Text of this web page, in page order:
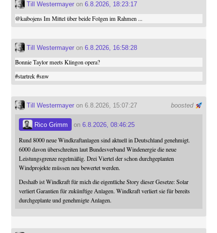
Till Westermayeron 6.8.2026, 18:23:17
@kaibojensIm Mittel über beide Folgen im Rahmen ...
Till Westermayeron 6.8.2026, 16:58:28
Bonnie Taylor meets Klingon opera?
#startrek #snw
boosted
Till Westermayeron 6.8.2026, 15:07:27
Rico Grimm on 6.8.2026, 08:46:25
Rund 8000 neue Windkraftanlagen sind aktuell in Deutschland genehmigt.
6000 davon überschreiten laut Bundesverband Windenergie die neue
Leistungsgrenze regelmäßig. Drei Viertel der schon durchgeplanten
Windprojekte müssen neu bewertet werden.
Deshalb ist Windkraft für mich die eigentliche Story dieser Gesetze: Solar
verliert Garantien für zukünftige Anlagen. Windkraft verliert sie für bereits
durchgeplante und genehmigte Anlagen.